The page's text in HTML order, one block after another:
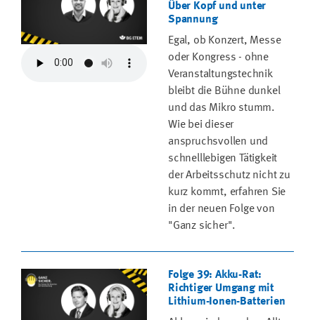
Über Kopf und unter
Spannung
Egal, ob Konzert, Messe
oder Kongress - ohne
Veranstaltungstechnik
bleibt die Bühne dunkel
und das Mikro stumm.
Wie bei dieser
anspruchsvollen und
schnelllebigen Tätigkeit
der Arbeitsschutz nicht zu
kurz kommt, erfahren Sie
in der neuen Folge von
"Ganz sicher".
Folge 39: Akku-Rat:
Richtiger Umgang mit
Lithium-Ionen-Batterien